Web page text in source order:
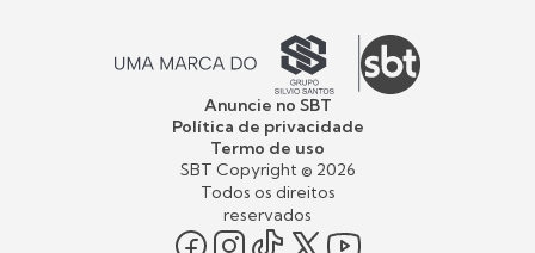
Anuncie no SBT
Política de privacidade
Termo de uso
SBT Copyright © 2026
Todos os direitos
reservados